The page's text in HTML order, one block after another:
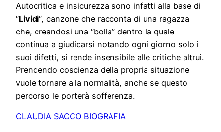
Autocritica e insicurezza sono infatti alla base di
“Lividi“, canzone che racconta di una ragazza
che, creandosi una “bolla” dentro la quale
continua a giudicarsi notando ogni giorno solo i
suoi difetti, si rende insensibile alle critiche altrui.
Prendendo coscienza della propria situazione
vuole tornare alla normalità, anche se questo
percorso le porterà sofferenza.
CLAUDIA SACCO BIOGRAFIA